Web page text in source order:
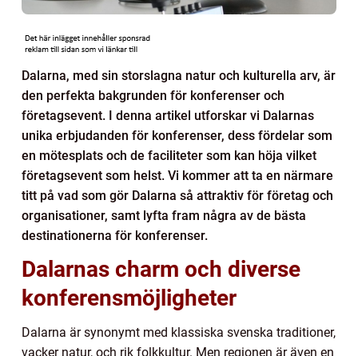
Dalarna, med sin storslagna natur och kulturella arv, är
den perfekta bakgrunden för konferenser och
företagsevent. I denna artikel utforskar vi Dalarnas
unika erbjudanden för konferenser, dess fördelar som
en mötesplats och de faciliteter som kan höja vilket
företagsevent som helst. Vi kommer att ta en närmare
titt på vad som gör Dalarna så attraktiv för företag och
organisationer, samt lyfta fram några av de bästa
destinationerna för konferenser.
Dalarnas charm och diverse
konferensmöjligheter
Dalarna är synonymt med klassiska svenska traditioner,
vacker natur, och rik folkkultur. Men regionen är även en